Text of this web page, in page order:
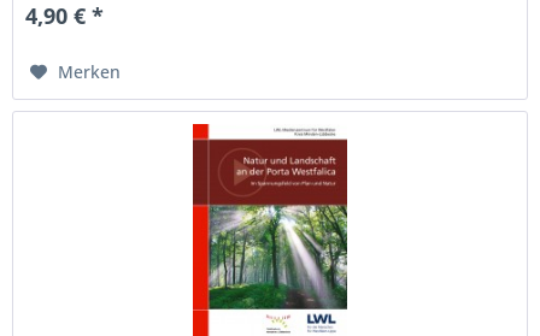
4,90 € *
Merken